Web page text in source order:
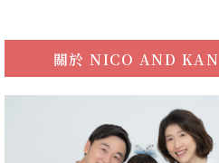
關於NICO AND KAN